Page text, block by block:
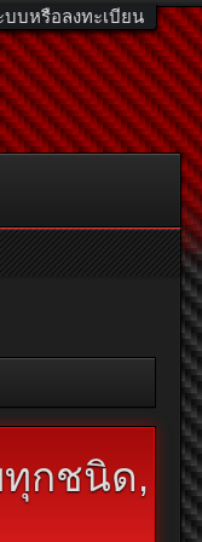
บบหรือลงทะเบียน
ทุกชนิด,